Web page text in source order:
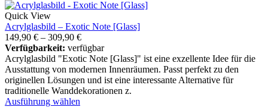
Quick View
Acrylglasbild – Exotic Note [Glass]
149,90 € – 309,90 €
Verfügbarkeit: verfügbar
Acrylglasbild "Exotic Note [Glass]" ist eine exzellente Idee für die
Ausstattung von modernen Innenräumen. Passt perfekt zu den
originellen Lösungen und ist eine interessante Alternative für
traditionelle Wanddekorationen z.
Ausführung wählen